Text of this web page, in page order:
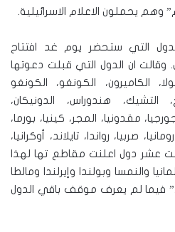
وهم يحملون الاعلام الاسرائيلية.
التي ستحضر يوم غد افتتاح
وقالت ان الدول التي قبلت دعوتها
الكاميرون، الكونغو، الكونغو
التشيك، هندوراس، الدونيكان،
مقدونيا، المجر، كينيا، بورما،
صربيا، رواندا، تايلاند، أوكرانيا،
عشر دول اعلنت مقاطع تها لهذا
والنمسا وبولندا وإيرلندا ومالطا
فيما لم يعرف موقف باقي الدول